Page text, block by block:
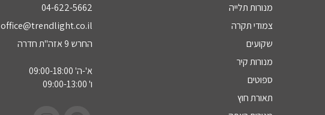
מנורות תלייה
צמודי תקרה
שקועים
מנורות קיר
ספוטים
תאורת חוץ
04-622-5662‏
office@trendlight.co.il
החרש 9 אזה"ת חדרה
א'-ה' 09:00-18:00
ו' 09:00-13:00